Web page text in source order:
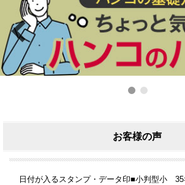
お客様の声
日付が入るスタンプ・データ印■小判型小